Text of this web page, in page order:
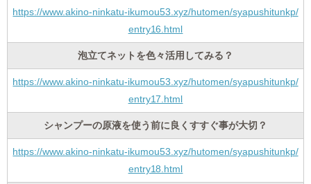
https://www.akino-ninkatu-ikumou53.xyz/hutomen/syapushitunkp/
entry16.html
泡立てネットを色々活用してみる？
https://www.akino-ninkatu-ikumou53.xyz/hutomen/syapushitunkp/
entry17.html
シャンプーの原液を使う前に良くすすぐ事が大切？
https://www.akino-ninkatu-ikumou53.xyz/hutomen/syapushitunkp/
entry18.html